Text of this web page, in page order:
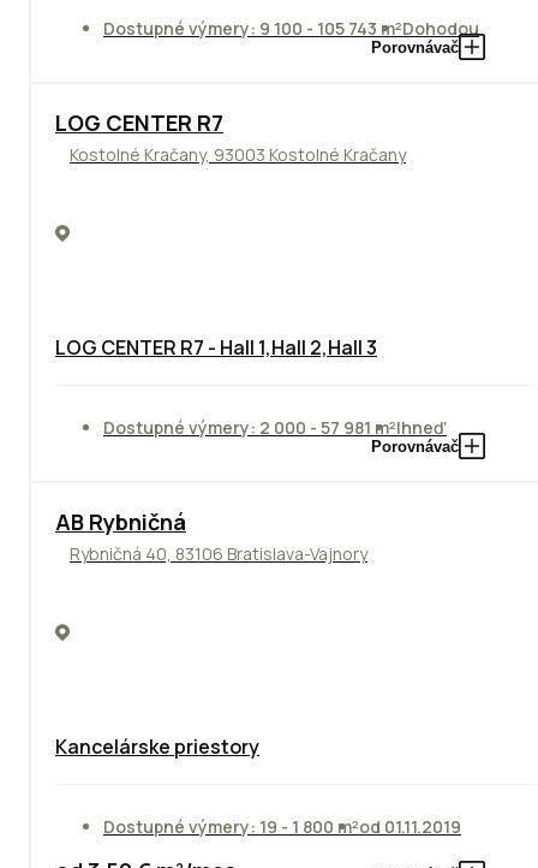
Dostupné výmery: 9 100 - 105 743 m²Dohodou
Porovnávač
TOP
LOG CENTER R7
Kostolné Kračany, 93003 Kostolné Kračany
LOG CENTER R7 - Hall 1,Hall 2,Hall 3
Dostupné výmery: 2 000 - 57 981 m²Ihneď
Porovnávač
AB Rybničná
Rybničná 40, 83106 Bratislava-Vajnory
Kancelárske priestory
Dostupné výmery: 19 - 1 800 m²od 01.11.2019